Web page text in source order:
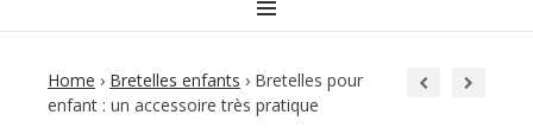
MENU
Home › Bretelles enfants › Bretelles pour
enfant : un accessoire très pratique